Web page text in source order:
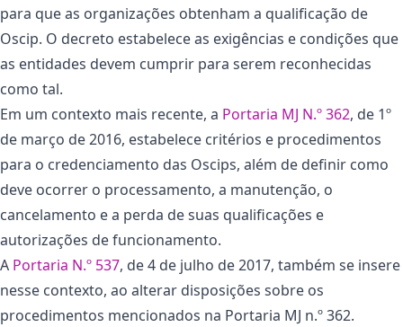
para que as organizações obtenham a qualificação de
Oscip. O decreto estabelece as exigências e condições que
as entidades devem cumprir para serem reconhecidas
como tal.
Em um contexto mais recente, a Portaria MJ N.º 362, de 1º
de março de 2016, estabelece critérios e procedimentos
para o credenciamento das Oscips, além de definir como
deve ocorrer o processamento, a manutenção, o
cancelamento e a perda de suas qualificações e
autorizações de funcionamento.
A Portaria N.º 537, de 4 de julho de 2017, também se insere
nesse contexto, ao alterar disposições sobre os
procedimentos mencionados na Portaria MJ n.º 362.